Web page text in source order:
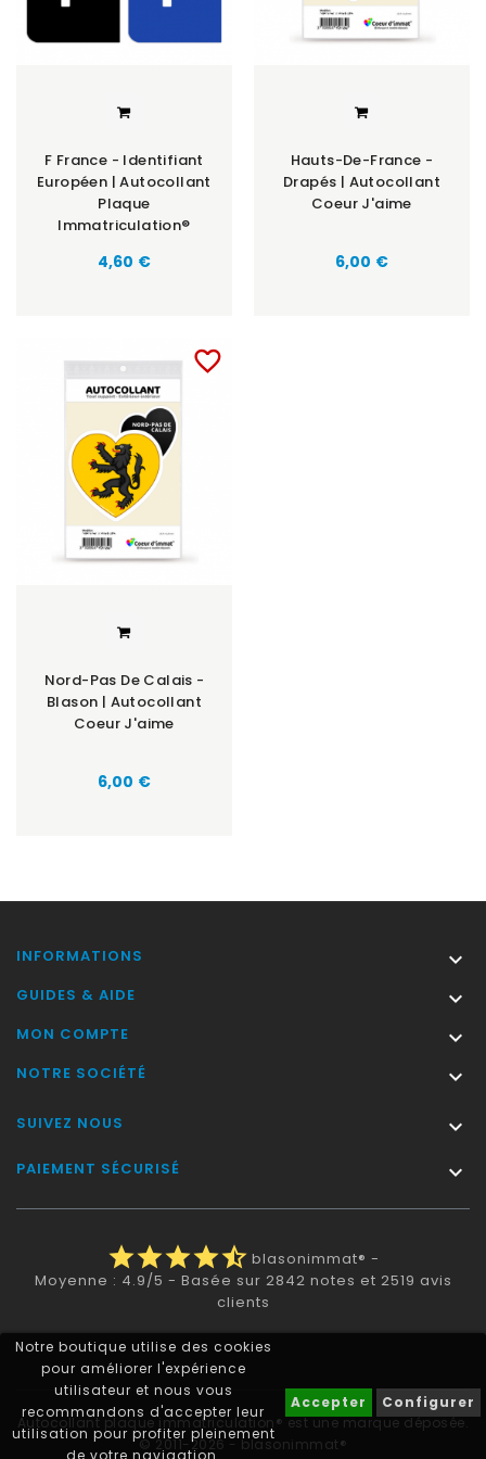
Notre boutique utilise des cookies
pour améliorer l'expérience
utilisateur et nous vous
recommandons d'accepter leur
utilisation pour profiter pleinement
de votre navigation.
Accepter Configurer
F France - Identifiant
Européen | Autocollant
Plaque
Immatriculation®
Prix
4,60 €
Hauts-De-France -
Drapés | Autocollant
Coeur J'aime
Prix
6,00 €
favorite_border
Nord-Pas De Calais -
Blason | Autocollant
Coeur J'aime
Prix
6,00 €
INFORMATIONS 
GUIDES & AIDE 
MON COMPTE 
NOTRE SOCIÉTÉ 
SUIVEZ NOUS 
PAIEMENT SÉCURISÉ 
starstarstarstarstar_half blasonimmat® -
Moyenne : 4.9/5 - Basée sur 2842 notes et 2519 avis
clients
Autocollant plaque immatriculation® est une marque déposée.
© 2011-2026 - blasonimmat®